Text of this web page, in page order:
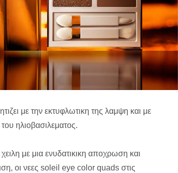
με την εκτυφλωτικη της λαμψη και με
ηλιοβασιλεματος.
με μια ενυδατικικη αποχρωση και
οι νεες soleil eye color quads στις